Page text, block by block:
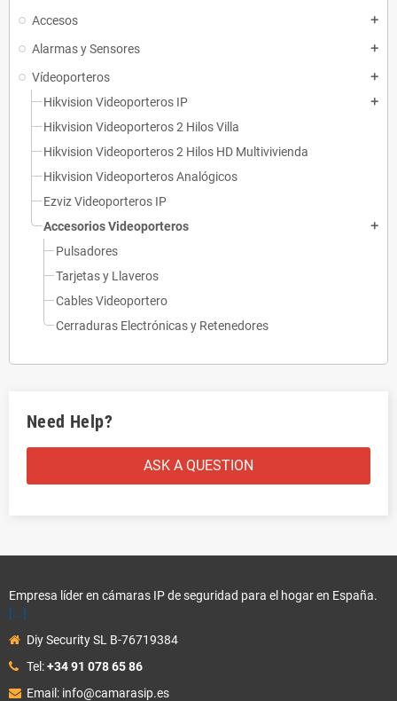
Accesos
add
Alarmas y Sensores add
Vídeoporteros add
Hikvision Videoporteros IP add
Hikvision Videoporteros 2 Hilos Villa
Hikvision Videoporteros 2 Hilos HD Multivivienda
Hikvision Videoporteros Analógicos
Ezviz Videoporteros IP
Accesorios Videoporteros
add
Pulsadores
Tarjetas y Llaveros
Cables Videoportero
Cerraduras Electrónicas y Retenedores
Need Help?
ASK A QUESTION
Empresa líder en cámaras IP de seguridad para el hogar en España.
[...]
Diy Security SL B-76719384
Tel:+34 91 078 65 86
Email: info@camarasip.es